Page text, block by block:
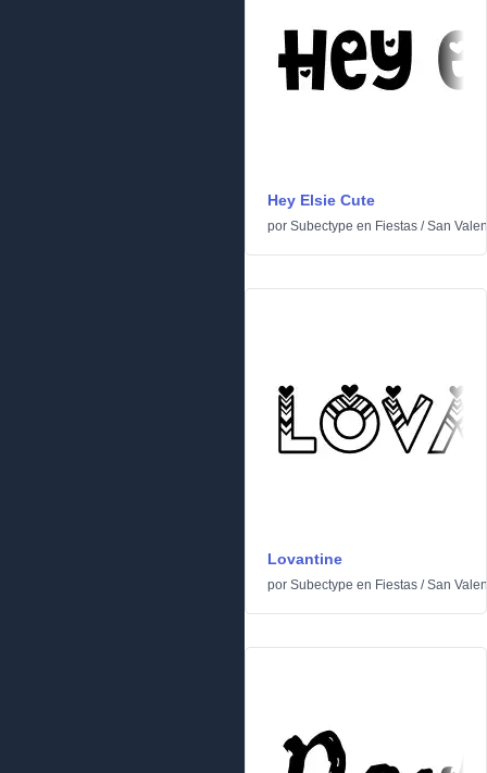
Hey Elsie Cute
por Subectype en Fiestas /San
Lovantine
por Subectype en Fiestas /San